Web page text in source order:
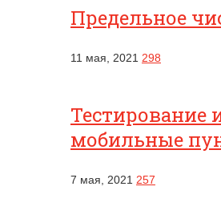
Предельное
11 мая, 2021 298
Тестирование
мобильные
7 мая, 2021 257